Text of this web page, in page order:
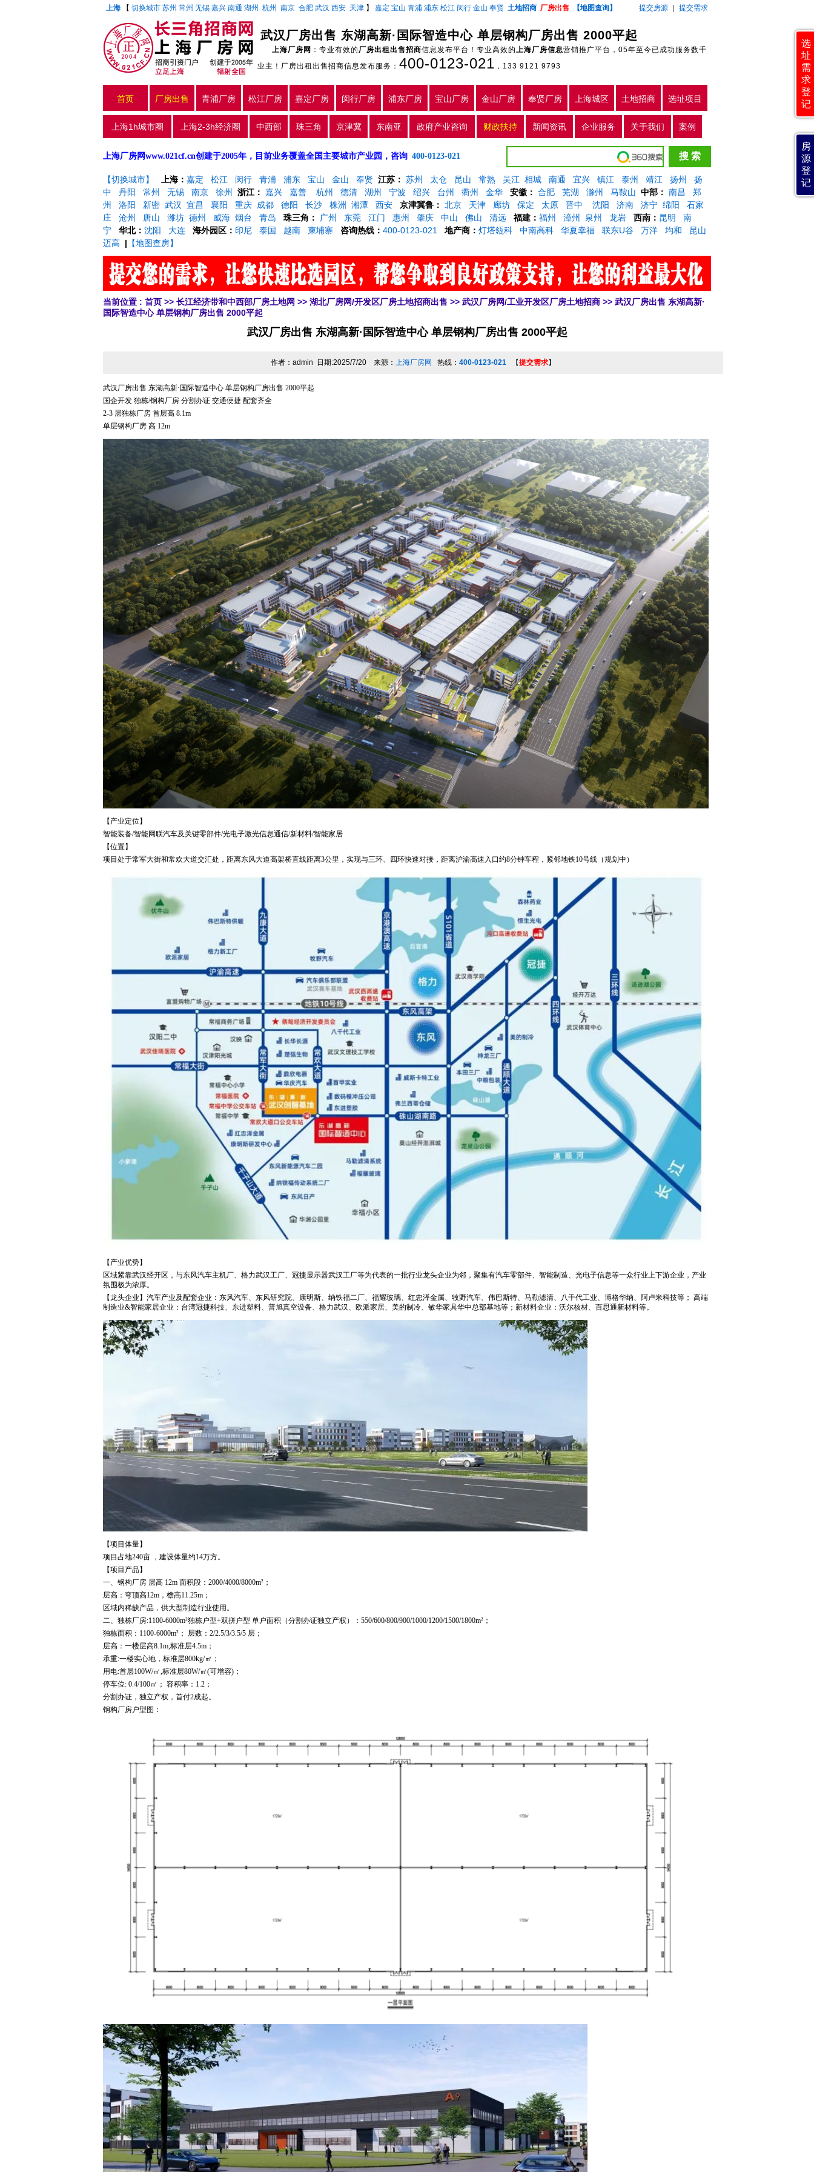
上海 【 切换城市 苏州 常州 无锡 嘉兴 南通 湖州 杭州 南京 合肥 武汉 西安 天津 】 嘉定 宝山 青浦 浦东 松江 闵行 金山 奉贤 土地招商 厂房出售 【地图查询】 提交房源 提交需求
武汉厂房出售 东湖高新·国际智造中心 单层钢构厂房出售 2000平起
上海厂房网 ：专业有效的厂房出租出售招商信息发布平台！专业高效的上海厂房信息营销推广平台，05年至今已成功服务数千
业主！厂房出租出售招商信息发布服务： 400-0123-021 ，133 9121 9793
首页 厂房出售 青浦厂房 松江厂房 嘉定厂房 闵行厂房 浦东厂房 宝山厂房 金山厂房 奉贤厂房 上海城区 土地招商 选址项目
上海1h城市圈 上海2-3h经济圈 中西部 珠三角 京津冀 东南亚 政府产业咨询 财政扶持 新闻资讯 企业服务 关于我们 案例
上海厂房网www.021cf.cn创建于2005年，目前业务覆盖全国主要城市产业园，咨询 400-0123-021
【切换城市】 上海： 嘉定 松江 闵行 青浦 浦东 宝山 金山 奉贤 江苏： 苏州 太仓 昆山 常熟 吴江 相城 南通 宜兴 镇江 泰州 靖江 扬州
扬
中
丹阳 常州 无锡 南京 徐州 浙江： 嘉兴 嘉善 杭州 德清 湖州 宁波 绍兴 台州 衢州 金华 安徽： 合肥 芜湖 滁州 马鞍山 中部： 南昌
郑
州
洛阳 新密 武汉 宜昌 襄阳 重庆 成都 德阳 长沙 株洲 湘潭 西安 京津冀鲁： 北京 天津 廊坊 保定 太原 晋中 沈阳 济南 济宁 绵阳
石家
庄
沧州 唐山 潍坊 德州 威海 烟台 青岛 珠三角： 广州 东莞 江门 惠州 肇庆 中山 佛山 清远 福建： 福州 漳州 泉州 龙岩 西南： 昆明
南
宁
华北： 沈阳 大连 海外园区： 印尼 泰国 越南 柬埔寨 咨询热线： 400-0123-021 地产商： 灯塔瓴科 中南高科 华夏幸福 联东U谷 万洋 均和
昆山
迈高
| 【地图查房】
当前位置 : 首页 >> 长江经济带和中西部厂房土地网 >> 湖北厂房网/开发区厂房土地招商出售 >> 武汉厂房网/工业开发区厂房土地招商 >> 武汉厂房出售 东湖高新·
国际智造中心 单层钢构厂房出售 2000平起
武汉厂房出售 东湖高新·国际智造中心 单层钢构厂房出售 2000平起
作者：admin 日期:2025/7/20 来源： 上海厂房网 热线： 400-0123-021 【提交需求】
武汉厂房出售 东湖高新·国际智造中心 单层钢构厂房出售 2000平起
国企开发 独栋/钢构厂房 分割办证 交通便捷 配套齐全
2-3 层独栋厂房 首层高 8.1m
单层钢构厂房 高 12m
【产业定位】
智能装备/智能网联汽车及关键零部件/光电子激光信息通信/新材料/智能家居
【位置】
项目处于常军大街和常欢大道交汇处，距离东风大道高架桥直线距离3公里，实现与三环、四环快速对接，距离沪渝高速入口约8分钟车程，紧邻地铁10号线（规划中）
【产业优势】
区域紧靠武汉经开区，与东风汽车主机厂、格力武汉工厂、冠捷显示器武汉工厂等为代表的一批行业龙头企业为邻，聚集有汽车零部件、智能制造、光电子信息等一众行业上下游企业，产业
氛围极为浓厚。
【龙头企业】汽车产业及配套企业：东风汽车、东风研究院、康明斯、纳铁福二厂、福耀玻璃、红忠泽金属、牧野汽车、伟巴斯特、马勒滤清、八千代工业、博格华纳、阿卢米科技等； 高端
制造业&智能家居企业：台湾冠捷科技、东进塑料、普旭真空设备、格力武汉、欧派家居、美的制冷、敏华家具华中总部基地等；新材料企业：沃尔核材、百思通新材料等。
【项目体量】
项目占地240亩 ，建设体量约14万方。
【项目产品】
一、钢构厂房 层高 12m 面积段：2000/4000/8000m²；
层高：穹顶高12m，檐高11.25m；
区域内稀缺产品，供大型制造行业使用。
二、独栋厂房:1100-6000m²独栋户型+双拼户型 单户面积（分割办证独立产权）：550/600/800/900/1000/1200/1500/1800m²；
独栋面积：1100-6000m²； 层数：2/2.5/3/3.5/5 层；
层高：一楼层高8.1m,标准层4.5m；
承重:一楼实心地，标准层800kg/㎡；
用电:首层100W/㎡,标准层80W/㎡(可增容)；
停车位: 0.4/100㎡； 容积率：1.2；
分割办证，独立产权，首付2成起。
钢构厂房户型图：
选
址
需
求
登
记
房
源
登
记